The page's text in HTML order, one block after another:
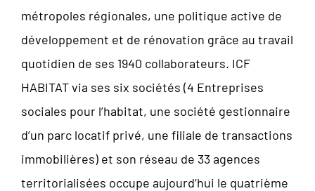
métropoles régionales, une politique active de
développement et de rénovation grâce au travail
quotidien de ses 1940 collaborateurs. ICF
HABITAT via ses six sociétés (4 Entreprises
sociales pour l’habitat, une société gestionnaire
d’un parc locatif privé, une filiale de transactions
immobilières) et son réseau de 33 agences
territorialisées occupe aujourd’hui le quatrième